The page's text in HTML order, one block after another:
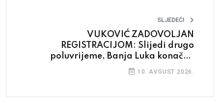
SLJEDEĆI
VUKOVIĆ ZADOVOLJAN
REGISTRACIJOM: Slijedi drugo
poluvrijeme, Banja Luka konačno
domaći teren BiH
10. AVGUST 2026.